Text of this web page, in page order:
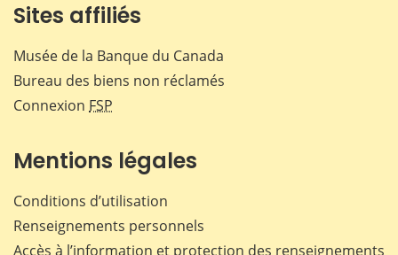
Sites affiliés
Musée de la Banque du Canada
Bureau des biens non réclamés
Connexion FSP
Mentions légales
Conditions d’utilisation
Renseignements personnels
Accès à l’information et protection des renseignements